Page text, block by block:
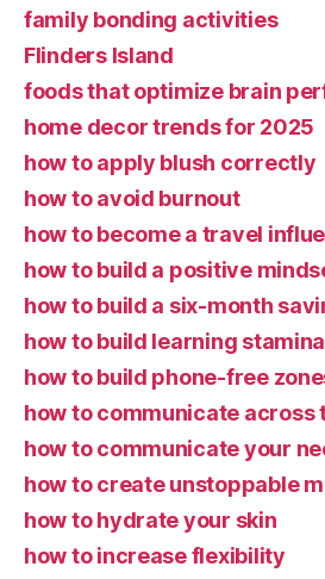
family bonding activities
Flinders Island
foods that optimize brain
home decor trends for 2025
how to apply blush correctly
how to avoid burnout
how to become a travel
how to build a positive
how to build a six-month
how to build learning stamina
how to build phone-free
how to communicate across
how to communicate your
how to create unstoppable
how to hydrate your skin
how to increase flexibility